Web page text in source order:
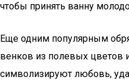
чтобы принять ванну
Еще одним популярным
венков из полевых цветов
символизируют любовь,